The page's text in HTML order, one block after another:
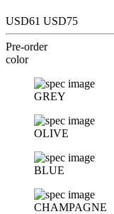
USD61 USD75
Pre-order
color
GREY
OLIVE
BLUE
CHAMPAGNE